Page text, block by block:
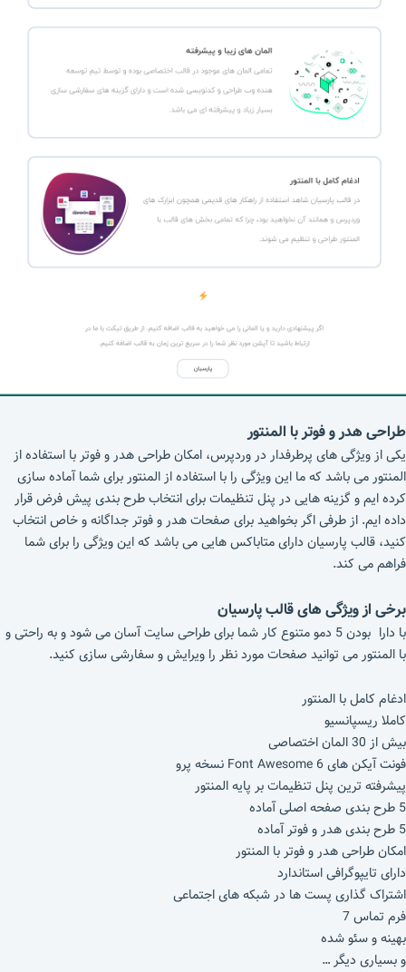
طراحی هدر و فوتر با المنتور
یکی از ویژگی های پرطرفدار در وردپرس، امکان طراحی هدر و فوتر با استفاده از
المنتور می باشد که ما این ویژگی را با استفاده از المنتور برای شما آماده سازی
کرده ایم و گزینه هایی در پنل تنظیمات برای انتخاب طرح بندی پیش فرض قرار
داده ایم. از طرفی اگر بخواهید برای صفحات هدر و فوتر جداگانه و خاص انتخاب
کنید، قالب پارسیان دارای متاباکس هایی می باشد که این ویژگی را برای شما
فراهم می کند.
برخی از ویژگی های قالب پارسیان
با دارا بودن 5 دمو متنوع کار شما برای طراحی سایت آسان می شود و به راحتی و
با المنتور می توانید صفحات مورد نظر را ویرایش و سفارشی سازی کنید.
ادغام کامل با المنتور
کاملا ریسپانسیو
بیش از 30 المان اختصاصی
فونت آیکن های Font Awesome 6 نسخه پرو
پیشرفته ترین پنل تنظیمات بر پایه المنتور
5 طرح بندی صفحه اصلی آماده
5 طرح بندی هدر و فوتر آماده
امکان طراحی هدر و فوتر با المنتور
دارای تایپوگرافی استاندارد
اشتراک گذاری پست ها در شبکه های اجتماعی
فرم تماس 7
بهینه و سئو شده
و بسیاری دیگر …